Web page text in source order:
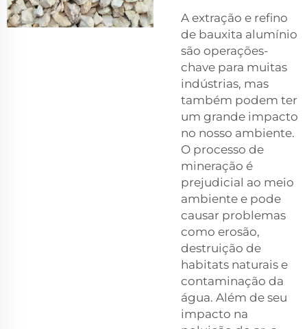
A extração e refino
de bauxita alumínio
são operações-
chave para muitas
indústrias, mas
também podem ter
um grande impacto
no nosso ambiente.
O processo de
mineração é
prejudicial ao meio
ambiente e pode
causar problemas
como erosão,
destruição de
habitats naturais e
contaminação da
água. Além de seu
impacto na